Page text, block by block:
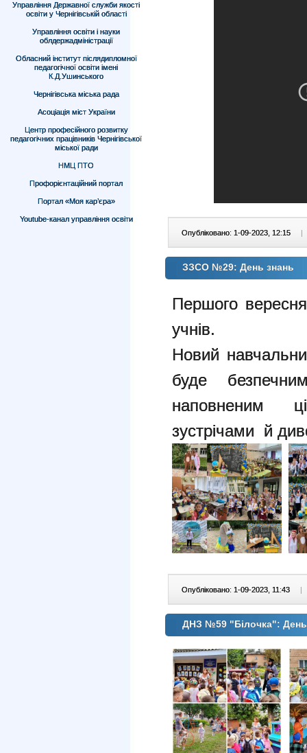
Управління Державної служби якості
освіти у Чернігівській області
Управління освіти і науки
облдержадміністрації
Обласний інститут післядипломної
педагогічної освіти імені
К.Д.Ушинського
Чернігівська міська рада
Асоціація міст України
Центр професійного розвитку
педагогічних працівників Чернігівської
міської ради
НМЦ ПТО
Профорієнтаційний портал
Портал «Моя кар’єра»
Youtube-канал управління освіти
Опубліковано: 1-09-2023, 12:15 |
ЗЗСО №29: День знань
Першого
учнів.
Новий
буде
наповненим
зустрічами й
Опубліковано: 1-09-2023, 11:43 |
ДНЗ №59 "Білочка": День